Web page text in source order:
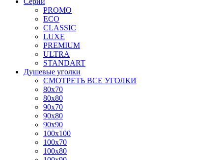
PROMO
ECO
CLASSIC
LUXE
PREMIUM
ULTRA
STANDART
Душевые уголки
СМОТРЕТЬ ВСЕ УГОЛКИ
80x70
80x80
90x70
90x80
90x90
100x100
100x70
100x80